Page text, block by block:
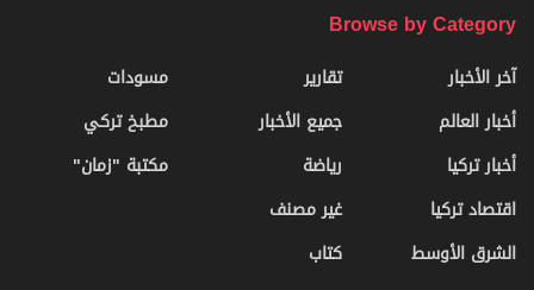
Browse by Category
آخر الأخبار
أخبار العالم
أخبار تركيا
اقتصاد تركيا
الشرق الأوسط
تقارير
جميع الأخبار
رياضة
غير مصنف
كتاب
مسودات
مطبخ تركي
مكتبة "زمان"